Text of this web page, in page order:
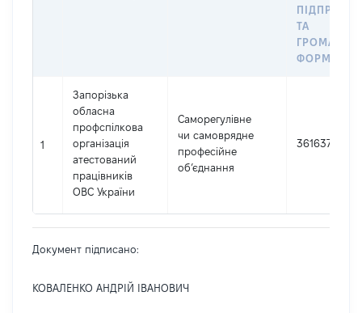
ТА
1
Запорізька
обласна
профспілкова
організація
атестований
працівників
ОВС України
Саморегулівне
чи самоврядне
професійне
об’єднання
36163748
Документ підписано:
КОВАЛЕНКО АНДРІЙ ІВАНОВИЧ